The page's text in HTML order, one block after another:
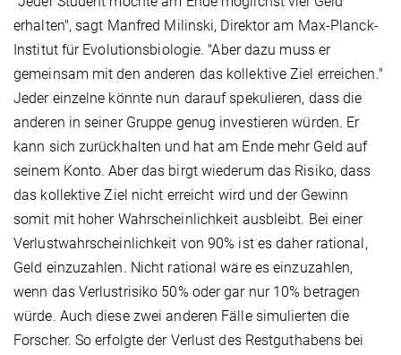
erhalten", sagt Manfred Milinski, Direktor am Max-Planck-
Institut für Evolutionsbiologie. "Aber dazu muss er
gemeinsam mit den anderen das kollektive Ziel erreichen."
Jeder einzelne könnte nun darauf spekulieren, dass die
anderen in seiner Gruppe genug investieren würden. Er
kann sich zurückhalten und hat am Ende mehr Geld auf
seinem Konto. Aber das birgt wiederum das Risiko, dass
das kollektive Ziel nicht erreicht wird und der Gewinn
somit mit hoher Wahrscheinlichkeit ausbleibt. Bei einer
Verlustwahrscheinlichkeit von 90% ist es daher rational,
Geld einzuzahlen. Nicht rational wäre es einzuzahlen,
wenn das Verlustrisiko 50% oder gar nur 10% betragen
würde. Auch diese zwei anderen Fälle simulierten die
Forscher. So erfolgte der Verlust des Restguthabens bei